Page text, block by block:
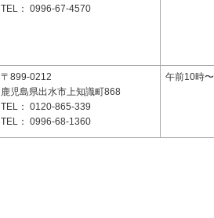
TEL： 0996-67-4570
〒899-0212
鹿児島県出水市上知識町868
TEL： 0120-865-339
TEL： 0996-68-1360
午前10時